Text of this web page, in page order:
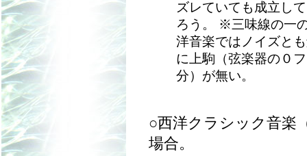
ズレていても成立し
ろう。 ※三味線の一
洋音楽ではノイズと
に上駒（弦楽器の０
分）が無い。
○西洋クラシック音楽
場合。